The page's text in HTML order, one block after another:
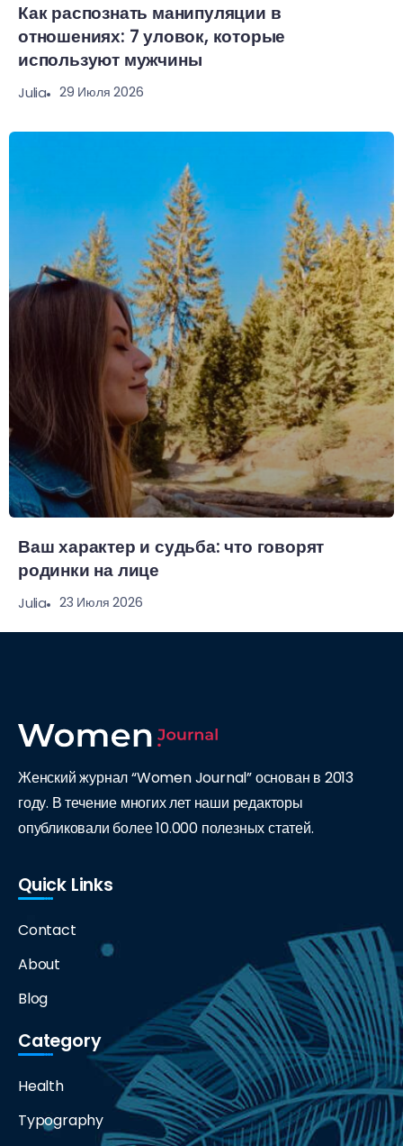
Как распознать манипуляции в
отношениях: 7 уловок, которые
используют мужчины
Julia 29 Июля 2026
Ваш характер и судьба: что говорят
родинки на лице
Julia 23 Июля 2026
Женский журнал “Women Journal” основан в 2013
году. В течение многих лет наши редакторы
опубликовали более 10.000 полезных статей.
Quick Links
Contact
About
Blog
Category
Health
Typography